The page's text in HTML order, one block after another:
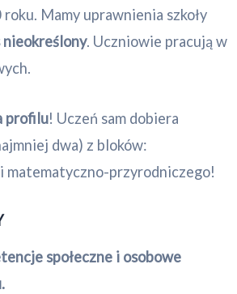
Mamy uprawnienia szkoły
nieokreślony. Uczniowie pracują w
profilu! Uczeń sam dobiera
dwa) z bloków:
matematyczno-przyrodniczego!
społeczne i osobowe